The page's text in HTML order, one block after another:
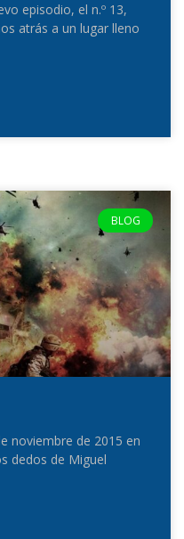
episodio, el n.º 13,
atrás a un lugar lleno
BLOG
noviembre de 2015 en
dedos de Miguel